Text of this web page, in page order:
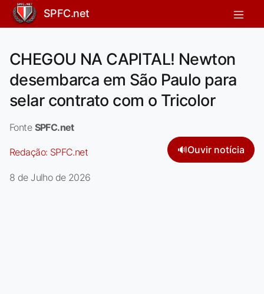
SPFC.net
CHEGOU NA CAPITAL! Newton
desembarca em São Paulo para
selar contrato com o Tricolor
Fonte SPFC.net
Redação: SPFC.net 🔊Ouvir notícia
8 de Julho de 2026